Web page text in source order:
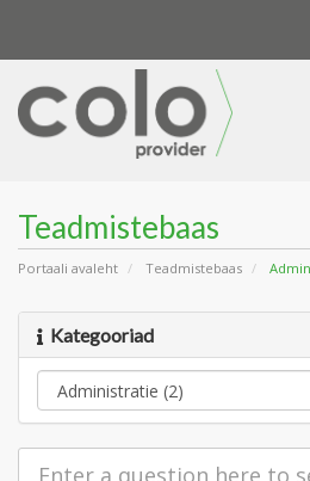
Teadmistebaas
Portaali avaleht Teadmistebaas
Kategooriad